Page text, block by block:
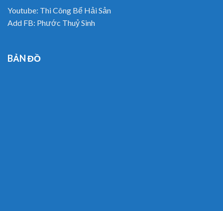
Youtube: Thi Công Bể Hải Sản
Add FB: Phước Thuỷ Sinh
BẢN ĐỒ